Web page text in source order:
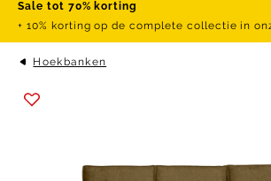
Sale tot 70% korting
+ 10% korting op de complete collectie in
Hoekbanken